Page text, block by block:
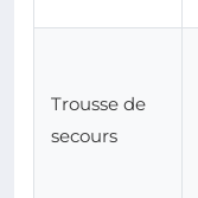
Trousse de
secours